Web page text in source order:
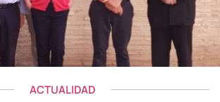
ACTUALIDAD